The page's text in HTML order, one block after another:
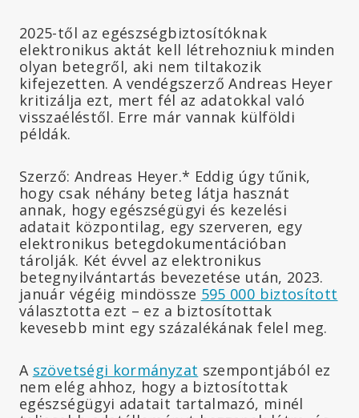
2025-től az egészségbiztosítóknak
elektronikus aktát kell létrehozniuk minden
olyan betegről, aki nem tiltakozik
kifejezetten. A vendégszerző Andreas Heyer
kritizálja ezt, mert fél az adatokkal való
visszaéléstől. Erre már vannak külföldi
példák.
Szerző: Andreas Heyer.* Eddig úgy tűnik,
hogy csak néhány beteg látja hasznát
annak, hogy egészségügyi és kezelési
adatait központilag, egy szerveren, egy
elektronikus betegdokumentációban
tárolják. Két évvel az elektronikus
betegnyilvántartás bevezetése után, 2023.
január végéig mindössze 595 000 biztosított
választotta ezt – ez a biztosítottak
kevesebb mint egy százalékának felel meg.
A szövetségi kormányzat szempontjából ez
nem elég ahhoz, hogy a biztosítottak
egészségügyi adatait tartalmazó, minél